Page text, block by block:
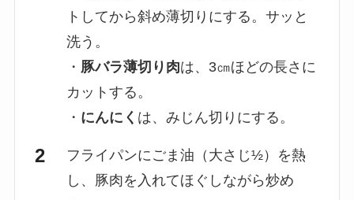
トしてから斜め薄切りにする。サッと
洗う。
・ 豚バラ薄切り肉は、3㎝ほどの長さに
カットする。
・ にんにく は、みじん切りにする。
フライパンにごま油（大さじ½）を熱
し、豚肉を入れてほぐしながら炒め